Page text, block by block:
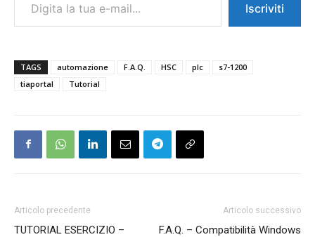
Iscriviti
TAGS automazione F.A.Q. HSC plc
s7-1200
tiaportal
Tutorial
Articolo precedente
TUTORIAL ESERCIZIO –
Articolo successivo
F.A.Q. – Compatibilità Windows